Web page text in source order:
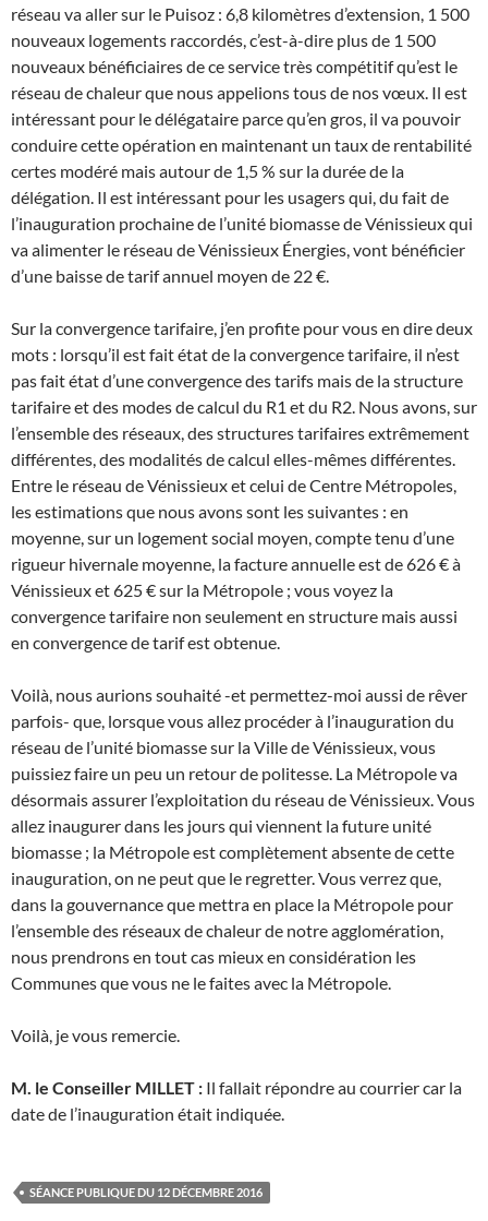
réseau va aller sur le Puisoz : 6,8 kilomètres d’extension, 1 500
nouveaux logements raccordés, c’est-à-dire plus de 1 500
nouveaux bénéficiaires de ce service très compétitif qu’est le
réseau de chaleur que nous appelions tous de nos vœux. Il est
intéressant pour le délégataire parce qu’en gros, il va pouvoir
conduire cette opération en maintenant un taux de rentabilité
certes modéré mais autour de 1,5 % sur la durée de la
délégation. Il est intéressant pour les usagers qui, du fait de
l’inauguration prochaine de l’unité biomasse de Vénissieux qui
va alimenter le réseau de Vénissieux Énergies, vont bénéficier
d’une baisse de tarif annuel moyen de 22 €.
Sur la convergence tarifaire, j’en profite pour vous en dire deux
mots : lorsqu’il est fait état de la convergence tarifaire, il n’est
pas fait état d’une convergence des tarifs mais de la structure
tarifaire et des modes de calcul du R1 et du R2. Nous avons, sur
l’ensemble des réseaux, des structures tarifaires extrêmement
différentes, des modalités de calcul elles-mêmes différentes.
Entre le réseau de Vénissieux et celui de Centre Métropoles,
les estimations que nous avons sont les suivantes : en
moyenne, sur un logement social moyen, compte tenu d’une
rigueur hivernale moyenne, la facture annuelle est de 626 € à
Vénissieux et 625 € sur la Métropole ; vous voyez la
convergence tarifaire non seulement en structure mais aussi
en convergence de tarif est obtenue.
Voilà, nous aurions souhaité -et permettez-moi aussi de rêver
parfois- que, lorsque vous allez procéder à l’inauguration du
réseau de l’unité biomasse sur la Ville de Vénissieux, vous
puissiez faire un peu un retour de politesse. La Métropole va
désormais assurer l’exploitation du réseau de Vénissieux. Vous
allez inaugurer dans les jours qui viennent la future unité
biomasse ; la Métropole est complètement absente de cette
inauguration, on ne peut que le regretter. Vous verrez que,
dans la gouvernance que mettra en place la Métropole pour
l’ensemble des réseaux de chaleur de notre agglomération,
nous prendrons en tout cas mieux en considération les
Communes que vous ne le faites avec la Métropole.
Voilà, je vous remercie.
M. le Conseiller MILLET : Il fallait répondre au courrier car la
date de l’inauguration était indiquée.
SÉANCE PUBLIQUE DU 12 DÉCEMBRE 2016